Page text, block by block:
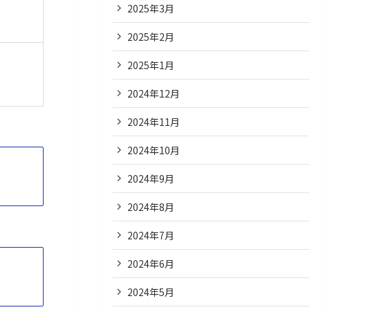
2025年3月
2025年2月
2025年1月
2024年12月
2024年11月
2024年10月
2024年9月
2024年8月
2024年7月
2024年6月
2024年5月